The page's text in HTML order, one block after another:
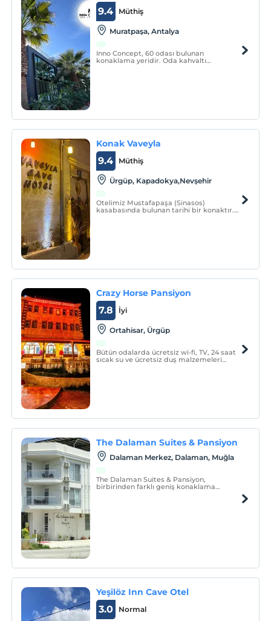
Müthiş
9.4
Muratpaşa, Antalya
Inno Concept, 60 odası bulunan
konaklama yeridir. Oda kahvaltı
Konak Vaveyla
Müthiş
9.4
Ürgüp, Kapadokya,Nevşehir
Otelimiz Mustafapaşa (Sinasos)
kasabasında bulunan tarihi bir konaktır.
Crazy Horse Pansiyon
İyi
7.8
Ortahisar, Ürgüp
Bütün odalarda ücretsiz wi-fi, TV, 24 saat
sıcak su ve ücretsiz duş malzemeleri
The Dalaman Suites & Pansiyon
Dalaman Merkez, Dalaman, Muğla
The Dalaman Suites & Pansiyon,
birbirinden farklı geniş konaklama
Yeşilöz Inn Cave Otel
Normal
3.0